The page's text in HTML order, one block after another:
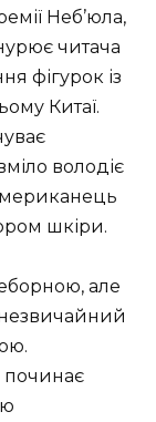
Неб’юла,
читача
фігурок із
Китаї.
володіє
шкіри.
але
незвичайний
починає